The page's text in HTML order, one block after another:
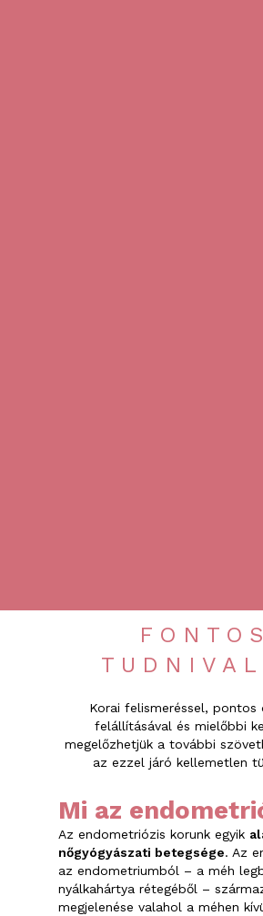
FONTOS
Korai felismeréssel, pontos
felállításával és mielőbbi
megelőzhetjük a további
az ezzel járó kellemetlen
Mi az
Az endometriózis korunk egyik
nőgyógyászati betegsége. Az
az endometriumból – a méh
nyálkahártya rétegéből –
megjelenése valahol a méhen